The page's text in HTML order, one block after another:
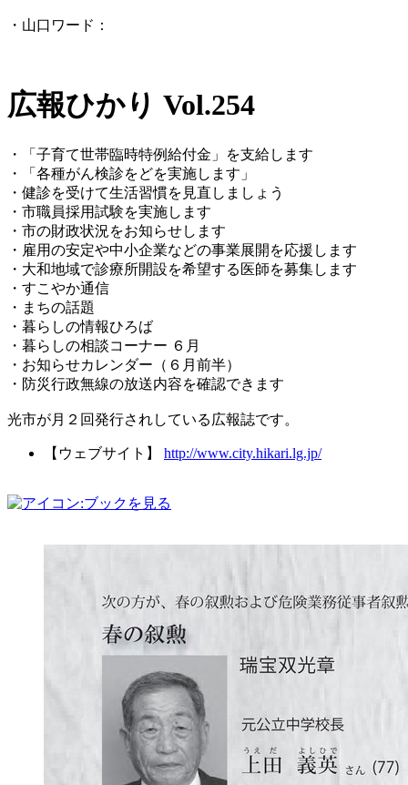
・山口ワード：
広報ひかり Vol.254
・「子育て世帯臨時特例給付金」を支給します
・「各種がん検診をどを実施します」
・健診を受けて生活習慣を見直しましょう
・市職員採用試験を実施します
・市の財政状況をお知らせします
・雇用の安定や中小企業などの事業展開を応援します
・大和地域で診療所開設を希望する医師を募集します
・すこやか通信
・まちの話題
・暮らしの情報ひろば
・暮らしの相談コーナー ６月
・お知らせカレンダー（６月前半）
・防災行政無線の放送内容を確認できます
光市が月２回発行されしている広報誌です。
【ウェブサイト】 http://www.city.hikari.lg.jp/